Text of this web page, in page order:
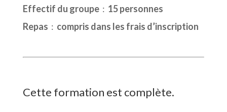
Effectif du groupe: 15 personnes
Repas : compris dans les frais d’inscription
Cette formation est complète.